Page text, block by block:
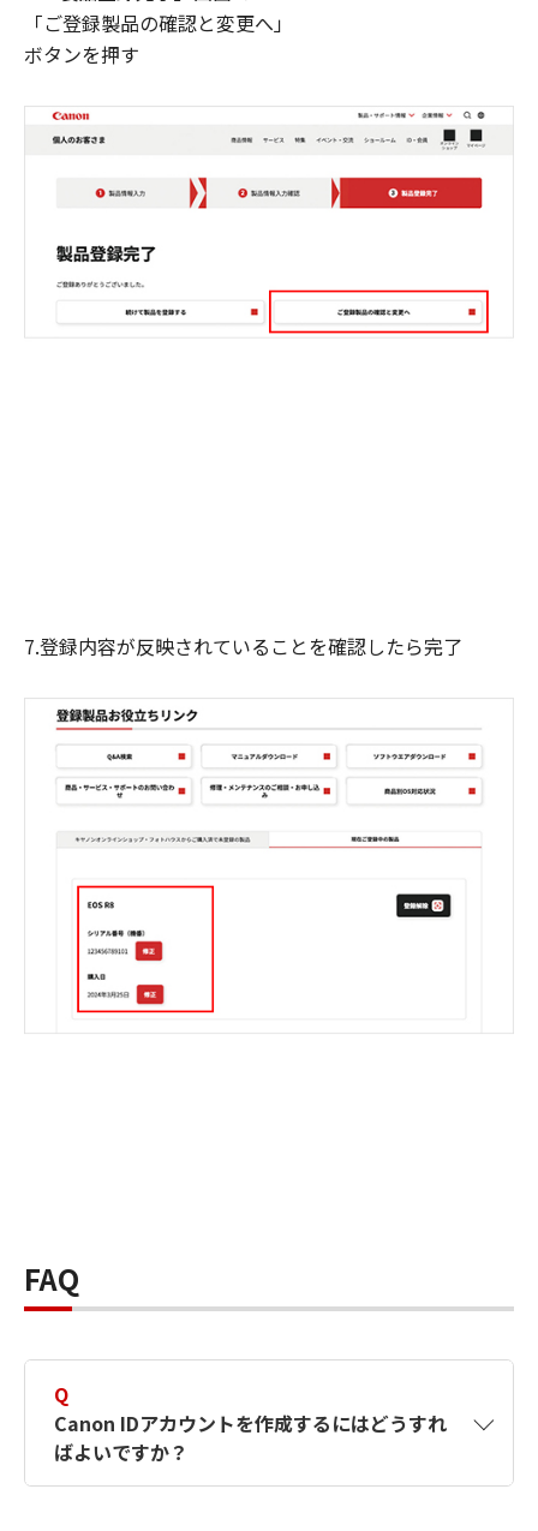
「ご登録製品の確認と変更へ」
ボタンを押す
7.登録内容が反映されていることを確認したら完了
FAQ
Q
Canon IDアカウントを作成するにはどうすれ
ばよいですか？